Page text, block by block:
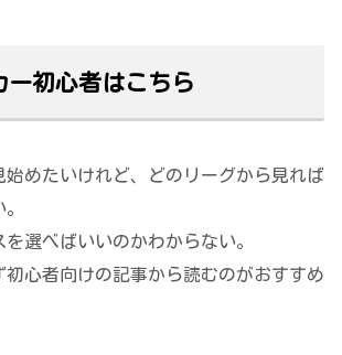
ー初心者はこちら
始めたいけれど、どのリーグから見れば
選べばいいのかわからない。
初心者向けの記事から読むのがおすすめ